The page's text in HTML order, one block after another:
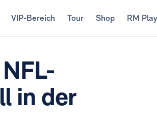
VIP-Bereich Tour Shop RM Play
in der